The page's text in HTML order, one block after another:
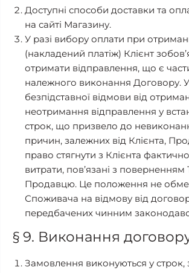
Доступні способи доставки та
на сайті Магазину.
У разі вибору оплати при
(накладений платіж) Клієнт
отримати відправлення, що є
належного виконання Договору. У
безпідставної відмови від
неотримання відправлення у
строк, що призвело до
причин, залежних від Клієнта,
право стягнути з Клієнта
витрати, пов’язані з поверненням
Продавцю. Це положення не
Споживача на відмову від
передбачених чинним
§ 9. Виконання
Замовлення виконуються у строк,